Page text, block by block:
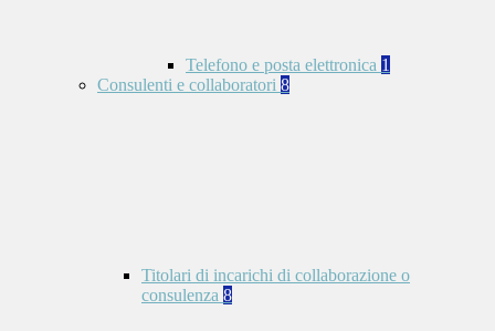
Telefono e posta elettronica 1
Consulenti e collaboratori 8
Titolari di incarichi di collaborazione o
consulenza 8